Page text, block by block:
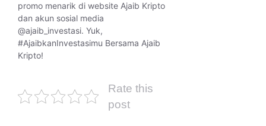
promo menarik di website Ajaib Kripto
dan akun sosial media
@ajaib_investasi. Yuk,
#AjaibkanInvestasimu Bersama Ajaib
Kripto!
Rate this
post